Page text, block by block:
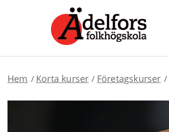
Hem Korta kurser Företagskurser